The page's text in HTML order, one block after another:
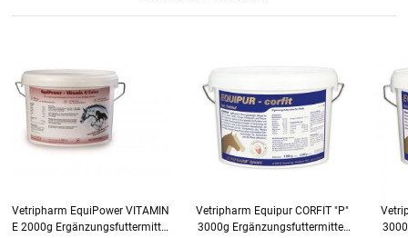
Vetripharm EquiPower VITAMIN
E 2000g Ergänzungsfuttermittel
Vetripharm Equipur CORFIT "P"
3000g Ergänzungsfuttermittel